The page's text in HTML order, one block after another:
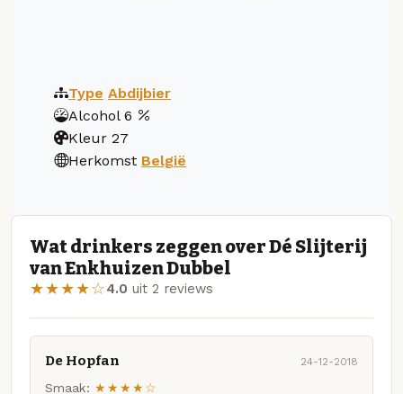
Type Abdijbier
Alcohol 6
Kleur 27
Herkomst België
Wat drinkers zeggen over Dé Slijterij
van Enkhuizen Dubbel
★★★★☆4.0 uit 2 reviews
De Hopfan 24-12-2018
Smaak: ★★★★☆